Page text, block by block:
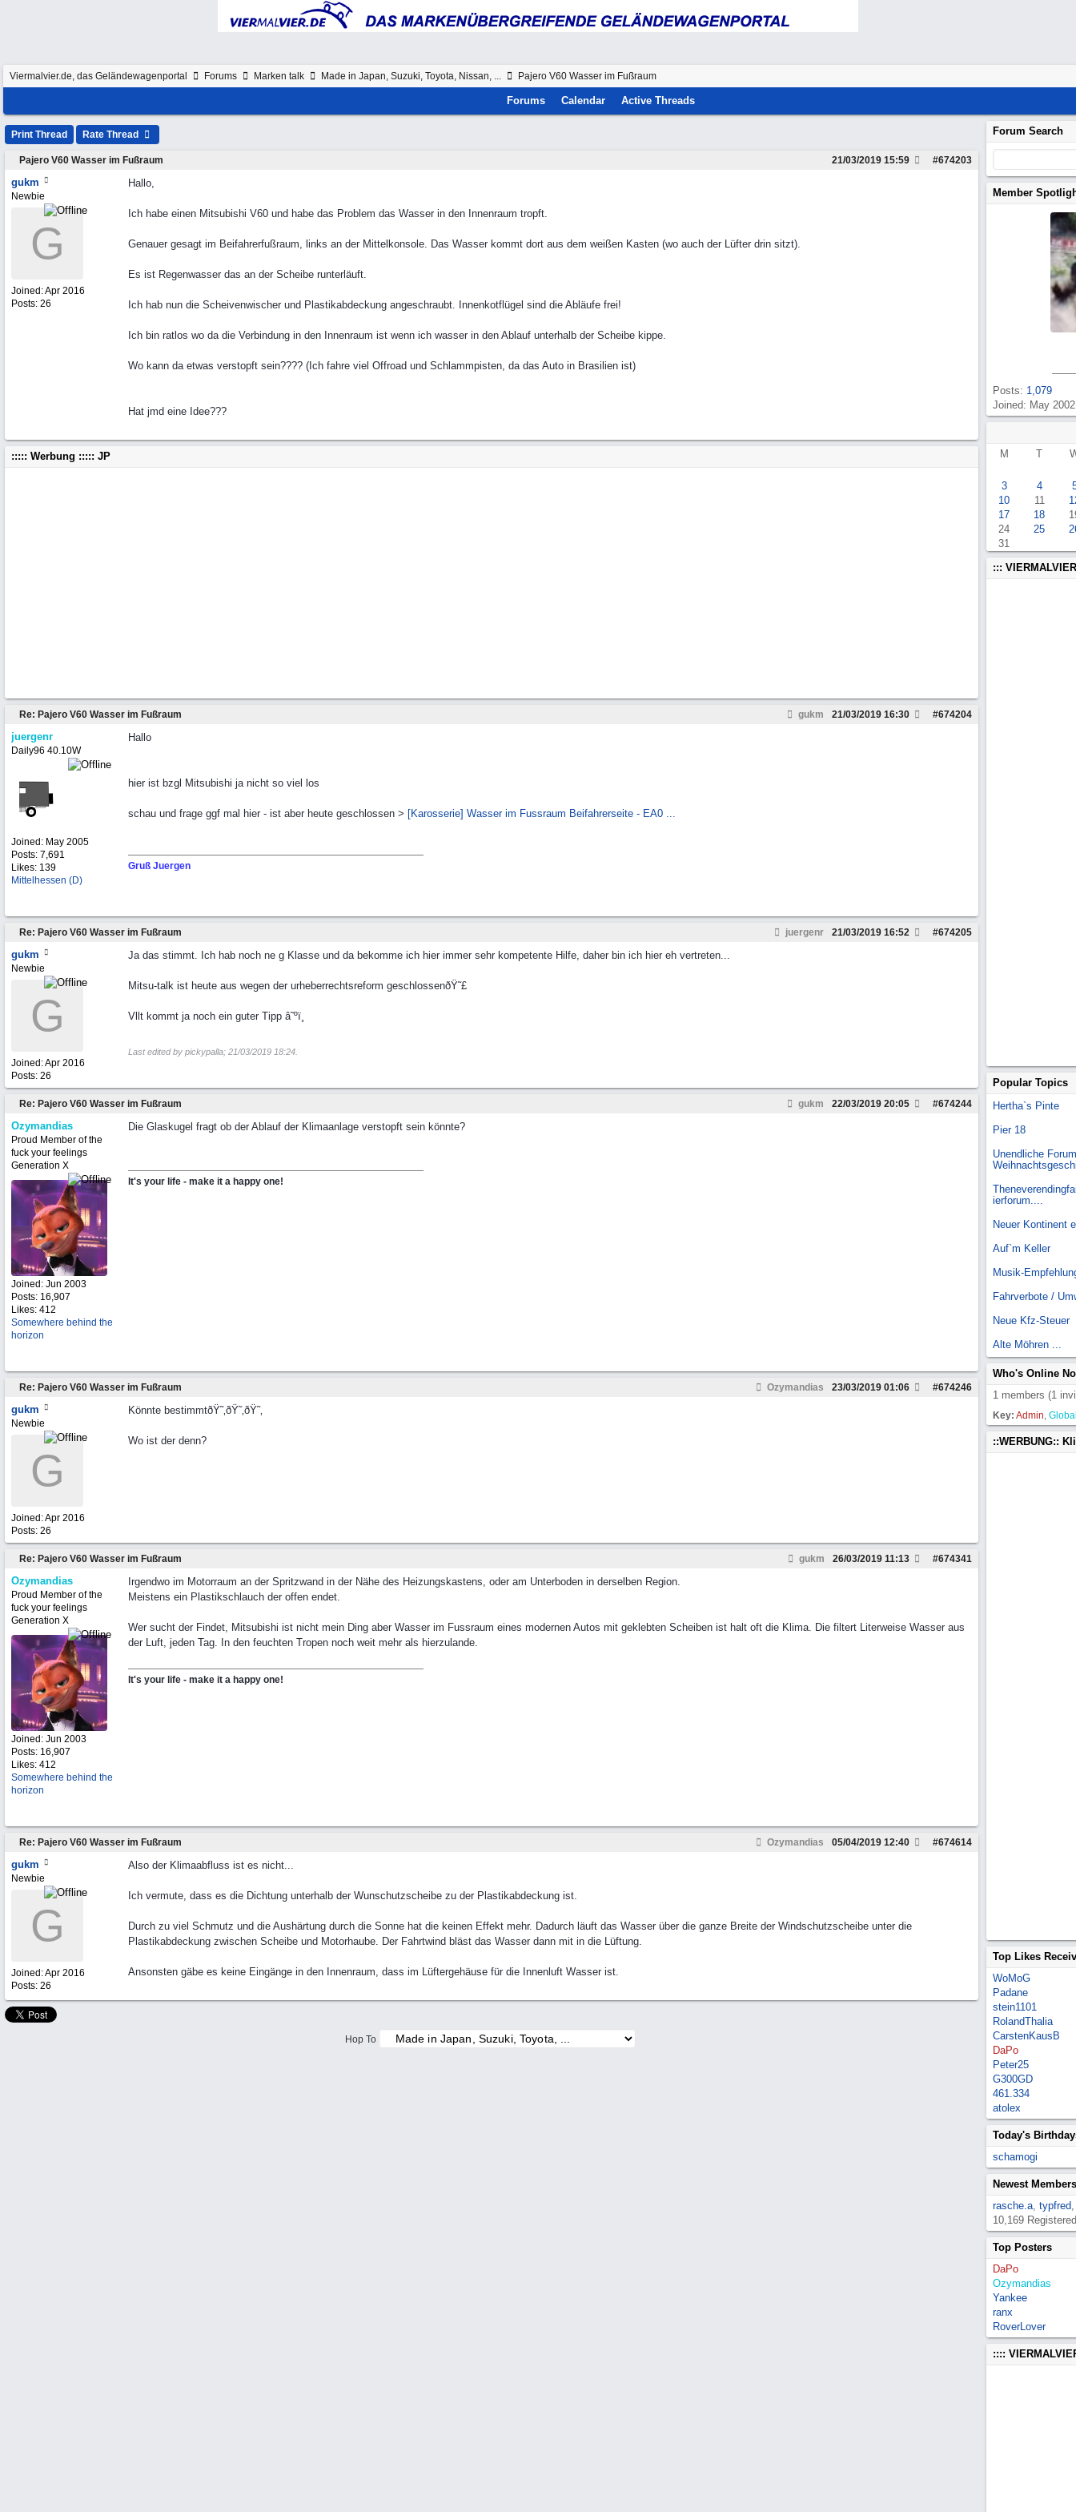
Viermalvier.de, das Geländewagenportal Forums Marken talk Made in Japan, Suzuki, Toyota, Nissan, ... Pajero V60 Wasser im Fußraum
Forums Calendar Active Threads
Print Thread Rate Thread
Pajero V60 Wasser im Fußraum #674203
21/03/2019 15:59
gukm
Newbie
G
Joined:Apr 2016
Posts: 26
Hallo,
Ich habe einen Mitsubishi V60 und habe das Problem das Wasser in den Innenraum tropft.
Genauer gesagt im Beifahrerfußraum, links an der Mittelkonsole. Das Wasser kommt dort aus dem weißen Kasten (wo auch der Lüfter drin sitzt).
Es ist Regenwasser das an der Scheibe runterläuft.
Ich hab nun die Scheivenwischer und Plastikabdeckung angeschraubt. Innenkotflügel sind die Abläufe frei!
Ich bin ratlos wo da die Verbindung in den Innenraum ist wenn ich wasser in den Ablauf unterhalb der Scheibe kippe.
Wo kann da etwas verstopft sein???? (Ich fahre viel Offroad und Schlammpisten, da das Auto in Brasilien ist)
Hat jmd eine Idee???
::::: Werbung ::::: JP
Re: Pajero V60 Wasser im Fußraum gukm #674204
21/03/2019 16:30
juergenr
Daily96 40.10W
Joined: May 2005
Posts: 7,691
Likes: 139
Mittelhessen (D)
Hallo
hier ist bzgl Mitsubishi ja nicht so viel los
schau und frage ggf mal hier - ist aber heute geschlossen > [Karosserie] Wasser im Fussraum Beifahrerseite - EA0 ...
Gruß Juergen
Re: Pajero V60 Wasser im Fußraum juergenr #674205
21/03/2019 16:52
gukm
Newbie
G
Joined:Apr 2016
Posts: 26
Ja das stimmt. Ich hab noch ne g Klasse und da bekomme ich hier immer sehr kompetente Hilfe, daher bin ich hier eh vertreten...
Mitsu-talk ist heute aus wegen der urheberrechtsreform geschlossenðŸ˜£
Vllt kommt ja noch ein guter Tipp â˜ºï¸
Last edited by pickypalla; 21/03/2019 18:24
Re: Pajero V60 Wasser im Fußraum gukm #674244
22/03/2019 20:05
Ozymandias
Proud Member of the
fuck your feelings
Generation X
Joined: Jun 2003
Posts: 16,907
Likes: 412
Somewhere behind the
horizon
Die Glaskugel fragt ob der Ablauf der Klimaanlage verstopft sein könnte?
It's your life - make it a happy one!
Re: Pajero V60 Wasser im Fußraum Ozymandias #674246
23/03/2019 01:06
gukm
Newbie
G
Joined:Apr 2016
Posts: 26
Könnte bestimmtðŸ˜‚ðŸ˜‚ðŸ˜‚
Wo ist der denn?
Re: Pajero V60 Wasser im Fußraum gukm #674341
26/03/2019 11:13
Ozymandias
Proud Member of the
fuck your feelings
Generation X
Joined: Jun 2003
Posts: 16,907
Likes: 412
Somewhere behind the
horizon
Irgendwo im Motorraum an der Spritzwand in der Nähe des Heizungskastens, oder am Unterboden in derselben Region.
Meistens ein Plastikschlauch der offen endet.
Wer sucht der Findet, Mitsubishi ist nicht mein Ding aber Wasser im Fussraum eines modernen Autos mit geklebten Scheiben ist halt oft die Klima. Die filtert Literweise Wasser aus
der Luft, jeden Tag. In den feuchten Tropen noch weit mehr als hierzulande.
It's your life - make it a happy one!
Re: Pajero V60 Wasser im Fußraum Ozymandias #674614
05/04/2019 12:40
gukm
Newbie
G
Joined:Apr 2016
Posts: 26
Also der Klimaabfluss ist es nicht...
Ich vermute, dass es die Dichtung unterhalb der Wunschutzscheibe zu der Plastikabdeckung ist.
Durch zu viel Schmutz und die Aushärtung durch die Sonne hat die keinen Effekt mehr. Dadurch läuft das Wasser über die ganze Breite der Windschutzscheibe unter die
Plastikabdeckung zwischen Scheibe und Motorhaube. Der Fahrtwind bläst das Wasser dann mit in die Lüftung.
Ansonsten gäbe es keine Eingänge in den Innenraum, dass im Lüftergehäuse für die Innenluft Wasser ist.
Hop To
Forum Search
Member
Posts: 1,079
Joined: May 2002
M T
3 4
10
11
17
18
24
25
31
:::
Popular Topics
Hertha`s Pinte
Pier 18
Unendliche
ierforum....
Neuer Kontinent
Auf`m Keller
Musik-
Fahrverbote /
Neue Kfz-Steuer
Alte Möhren ...
Who's Online
1 members (1
Key: Admin,
::WERBUNG::
Top Likes
WoMoG
Padane
stein1101
RolandThalia
CarstenKausB
DaPo
Peter25
G300GD
461.334
atolex
Today's
schamogi
Newest Members
rasche.a, typfred
10,169
Top Posters
DaPo
Ozymandias
Yankee
ranx
RoverLover
::::